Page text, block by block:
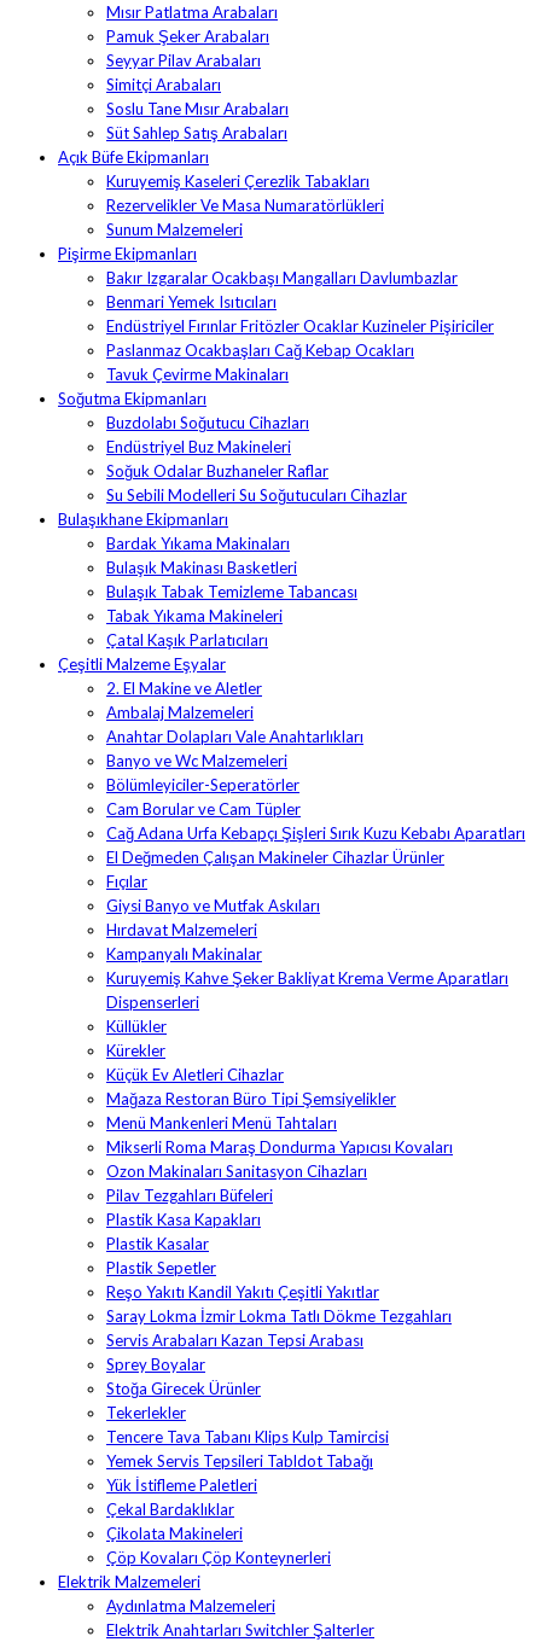
Mısır Patlatma Arabaları
Pamuk Şeker Arabaları
Seyyar Pilav Arabaları
Simitçi Arabaları
Soslu Tane Mısır Arabaları
Süt Sahlep Satış Arabaları
Açık Büfe Ekipmanları
Kuruyemiş Kaseleri Çerezlik Tabakları
Rezervelikler Ve Masa Numaratörlükleri
Sunum Malzemeleri
Pişirme Ekipmanları
Bakır Izgaralar Ocakbaşı Mangalları Davlumbazlar
Benmari Yemek Isıtıcıları
Endüstriyel Fırınlar Fritözler Ocaklar Kuzineler Pişiriciler
Paslanmaz Ocakbaşları Cağ Kebap Ocakları
Tavuk Çevirme Makinaları
Soğutma Ekipmanları
Buzdolabı Soğutucu Cihazları
Endüstriyel Buz Makineleri
Soğuk Odalar Buzhaneler Raflar
Su Sebili Modelleri Su Soğutucuları Cihazlar
Bulaşıkhane Ekipmanları
Bardak Yıkama Makinaları
Bulaşık Makinası Basketleri
Bulaşık Tabak Temizleme Tabancası
Tabak Yıkama Makineleri
Çatal Kaşık Parlatıcıları
Çeşitli Malzeme Eşyalar
2. El Makine ve Aletler
Ambalaj Malzemeleri
Anahtar Dolapları Vale Anahtarlıkları
Banyo ve Wc Malzemeleri
Bölümleyiciler-Seperatörler
Cam Borular ve Cam Tüpler
Cağ Adana Urfa Kebapçı Şişleri Sırık Kuzu Kebabı Aparatları
El Değmeden Çalışan Makineler Cihazlar Ürünler
Fıçılar
Giysi Banyo ve Mutfak Askıları
Hırdavat Malzemeleri
Kampanyalı Makinalar
Kuruyemiş Kahve Şeker Bakliyat Krema Verme Aparatları
Dispenserleri
Küllükler
Kürekler
Küçük Ev Aletleri Cihazlar
Mağaza Restoran Büro Tipi Şemsiyelikler
Menü Mankenleri Menü Tahtaları
Mikserli Roma Maraş Dondurma Yapıcısı Kovaları
Ozon Makinaları Sanitasyon Cihazları
Pilav Tezgahları Büfeleri
Plastik Kasa Kapakları
Plastik Kasalar
Plastik Sepetler
Reşo Yakıtı Kandil Yakıtı Çeşitli Yakıtlar
Saray Lokma İzmir Lokma Tatlı Dökme Tezgahları
Servis Arabaları Kazan Tepsi Arabası
Sprey Boyalar
Stoğa Girecek Ürünler
Tekerlekler
Tencere Tava Tabanı Klips Kulp Tamircisi
Yemek Servis Tepsileri Tabldot Tabağı
Yük İstifleme Paletleri
Çekal Bardaklıklar
Çikolata Makineleri
Çöp Kovaları Çöp Konteynerleri
Elektrik Malzemeleri
Aydınlatma Malzemeleri
Elektrik Anahtarları Switchler Şalterler